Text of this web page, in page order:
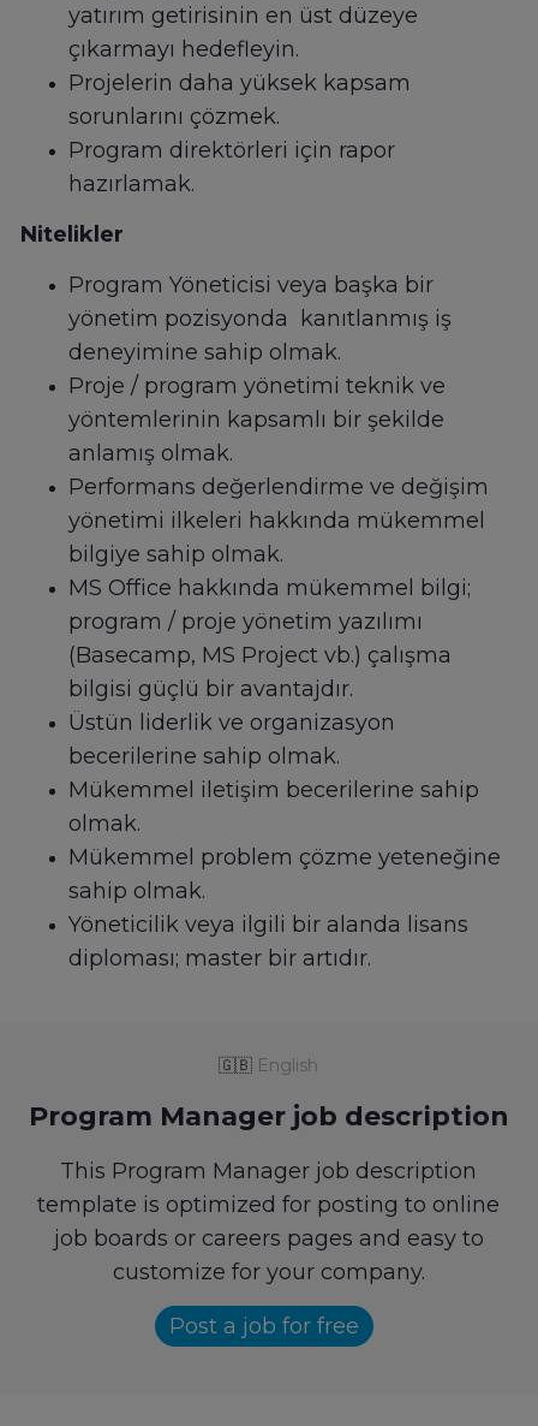
yatırım getirisinin en üst düzeye
çıkarmayı hedefleyin.
Projelerin daha yüksek kapsam
sorunlarını çözmek.
Program direktörleri için rapor
hazırlamak.
Nitelikler
Program Yöneticisi veya başka bir
yönetim pozisyonda kanıtlanmış iş
deneyimine sahip olmak.
Proje / program yönetimi teknik ve
yöntemlerinin kapsamlı bir şekilde
anlamış olmak.
Performans değerlendirme ve değişim
yönetimi ilkeleri hakkında mükemmel
bilgiye sahip olmak.
MS Office hakkında mükemmel bilgi;
program / proje yönetim yazılımı
(Basecamp, MS Project vb.) çalışma
bilgisi güçlü bir avantajdır.
Üstün liderlik ve organizasyon
becerilerine sahip olmak.
Mükemmel iletişim becerilerine sahip
olmak.
Mükemmel problem çözme yeteneğine
sahip olmak.
Yöneticilik veya ilgili bir alanda lisans
diploması; master bir artıdır.
🇬🇧 English
Program Manager job description
This Program Manager job description
template is optimized for posting to online
job boards or careers pages and easy to
customize for your company.
Post a job for free